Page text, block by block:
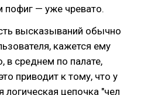
пофиг — уже чревато.
высказываний обычно
кажется ему
в среднем по палате,
приводит к тому, что у
логическая цепочка "чел